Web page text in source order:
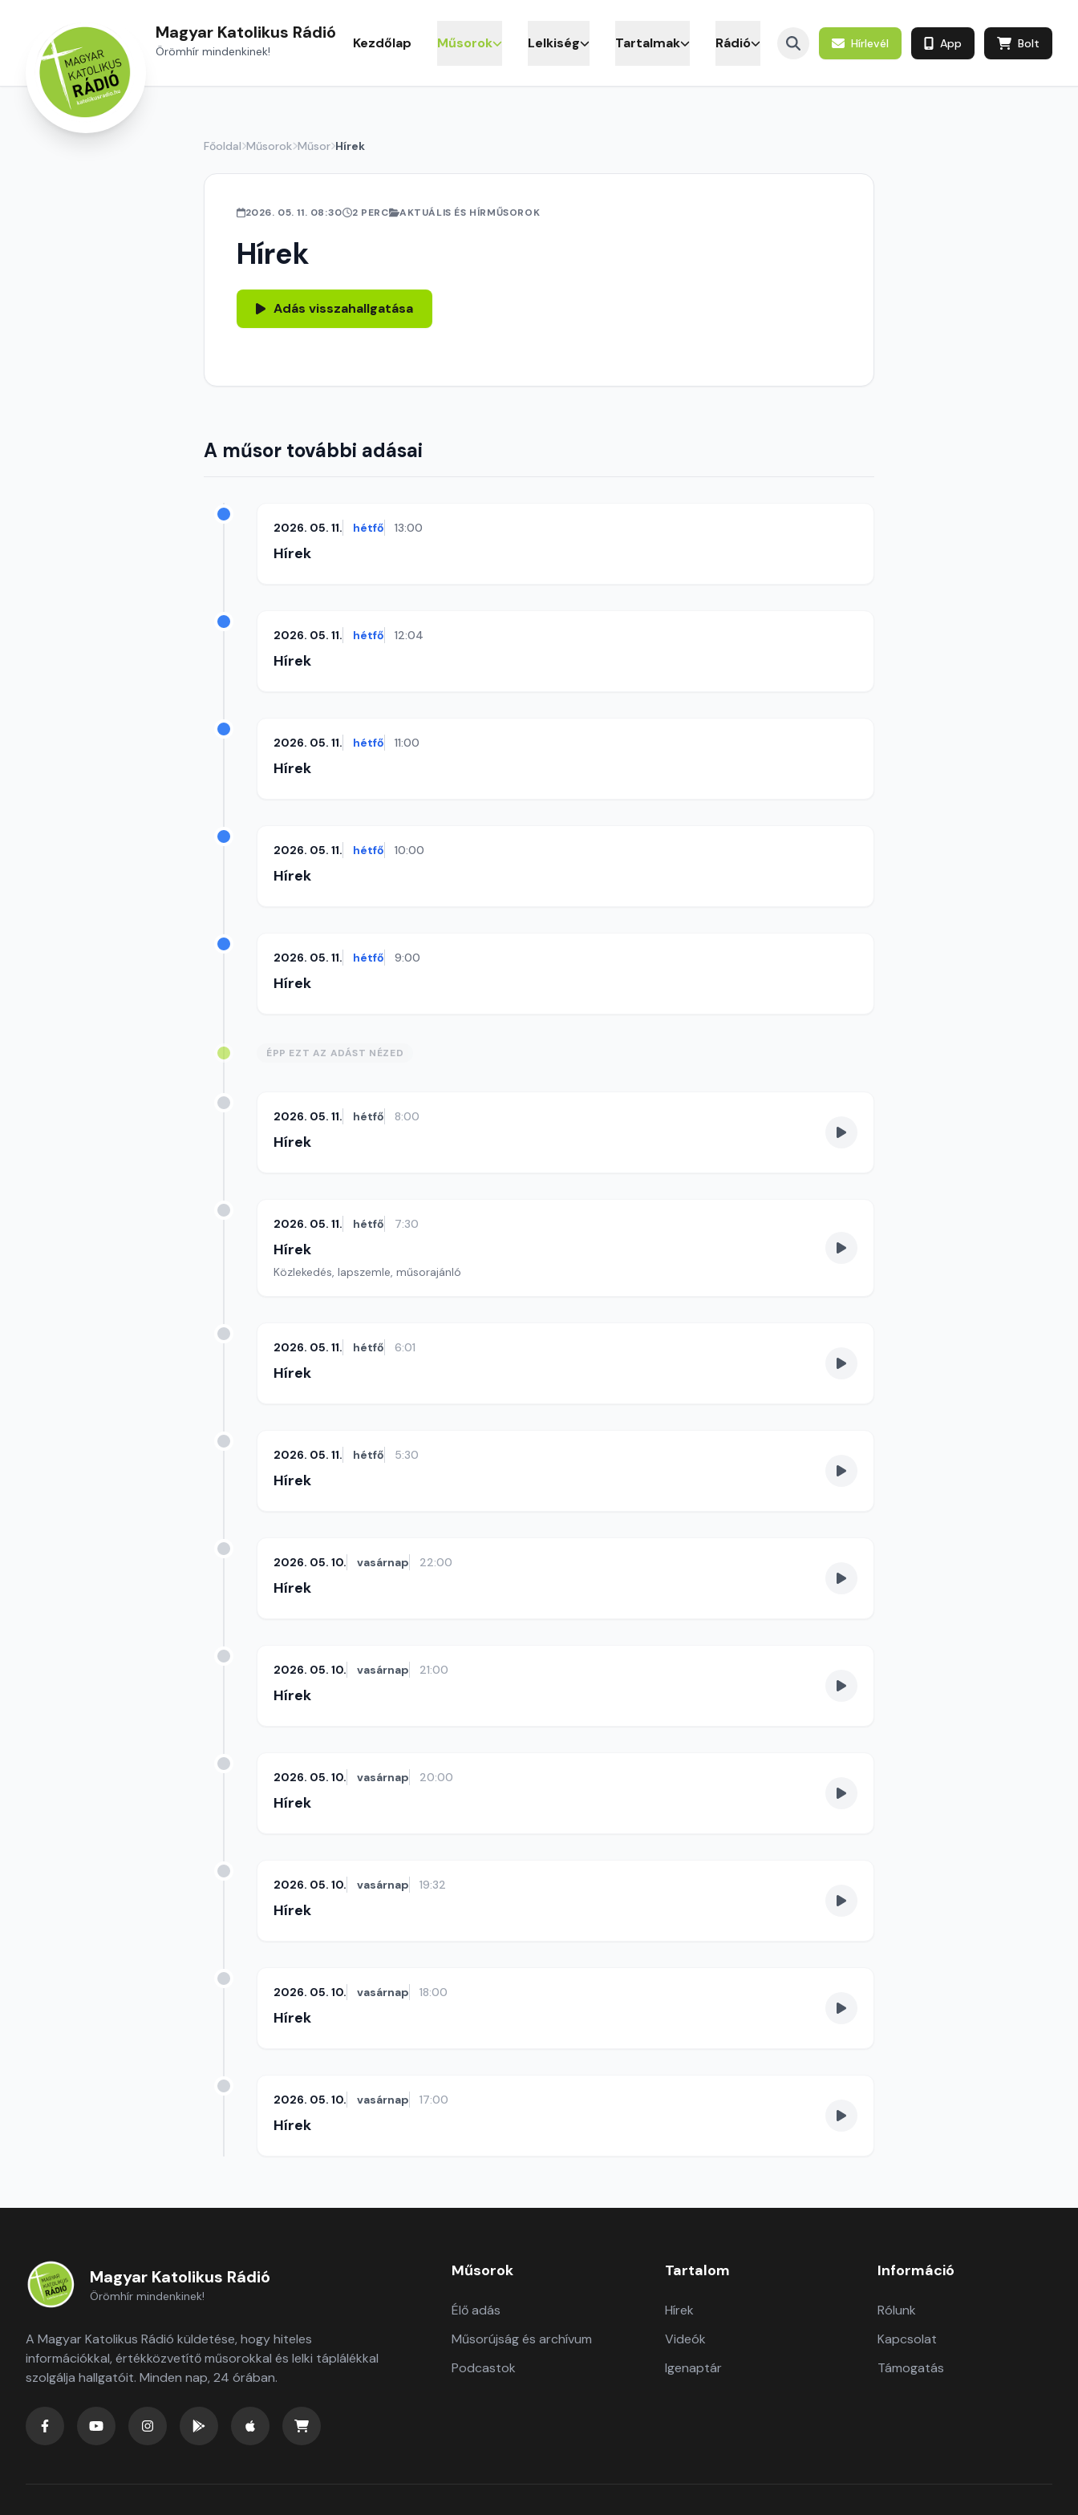
Magyar Katolikus Rádió
Örömhír mindenkinek! Kezdőlap Műsorok Lelkiség Tartalmak Rádió Hírlevél App Bolt
Főoldal Műsorok Műsor Hírek
2026. 05. 11. 08:30 2 PERC AKTUÁLIS ÉS HÍRMŰSOROK
Hírek
Adás visszahallgatása
A műsor további adásai
2026. 05. 11. hétfő 13:00
Hírek
2026. 05. 11. hétfő 12:04
Hírek
2026. 05. 11. hétfő 11:00
Hírek
2026. 05. 11. hétfő 10:00
Hírek
2026. 05. 11. hétfő 9:00
Hírek
ÉPP EZT AZ ADÁST NÉZED
2026. 05. 11. hétfő 8:00
Hírek
2026. 05. 11. hétfő 7:30
Hírek
Közlekedés, lapszemle, műsorajánló
2026. 05. 11. hétfő 6:01
Hírek
2026. 05. 11. hétfő 5:30
Hírek
2026. 05. 10. vasárnap 22:00
Hírek
2026. 05. 10. vasárnap 21:00
Hírek
2026. 05. 10. vasárnap 20:00
Hírek
2026. 05. 10. vasárnap 19:32
Hírek
2026. 05. 10. vasárnap 18:00
Hírek
2026. 05. 10. vasárnap 17:00
Hírek
Magyar Katolikus Rádió
Örömhír mindenkinek!
A Magyar Katolikus Rádió küldetése, hogy hiteles
információkkal, értékközvetítő műsorokkal és lelki táplálékkal
szolgálja hallgatóit. Minden nap, 24 órában.
Műsorok
Élő adás
Műsorújság és archívum
Podcastok
Tartalom
Hírek
Videók
Igenaptár
Információ
Rólunk
Kapcsolat
Támogatás